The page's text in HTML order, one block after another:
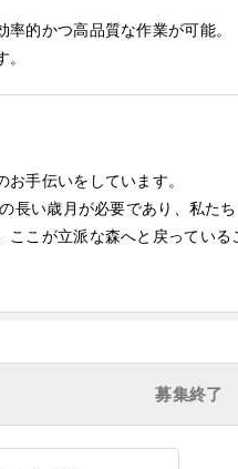
的かつ高品質な作業が可能。
手伝いをしています。
長い歳月が必要であり、私た
こが立派な森へと戻っている
募集終了